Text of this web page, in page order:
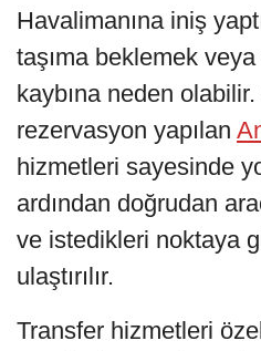
Havalimanına iniş
taşıma beklemek
kaybına neden
rezervasyon yapılan
hizmetleri sayesinde
ardından doğrudan
ve istedikleri noktaya
ulaştırılır.
Transfer hizmetleri